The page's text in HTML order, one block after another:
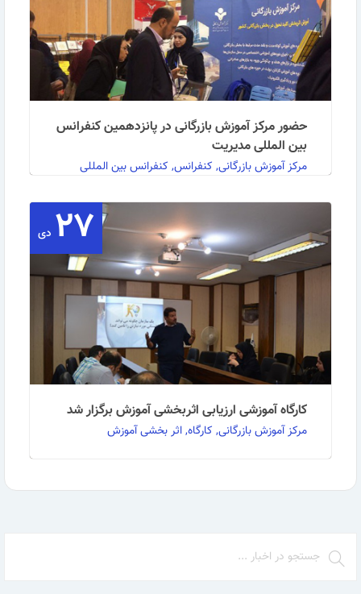
حضور مرکز آموزش بازرگانی در پانزدهمین کنفرانس
بین المللی مدیریت
مرکز آموزش بازرگانی, کنفرانس, کنفرانس بین المللی
به گزارش روابط عمومی مرکز آموزش بازرگانی:در نمایشگاه
جانبی پانزدهمین کنفرانس بین المللی مدیریت که …
ادامه مطلب
۲۷ دی
کارگاه آموزشی ارزیابی اثربخشی آموزش برگزار شد
مرکز آموزش بازرگانی, کارگاه, اثر بخشی آموزش